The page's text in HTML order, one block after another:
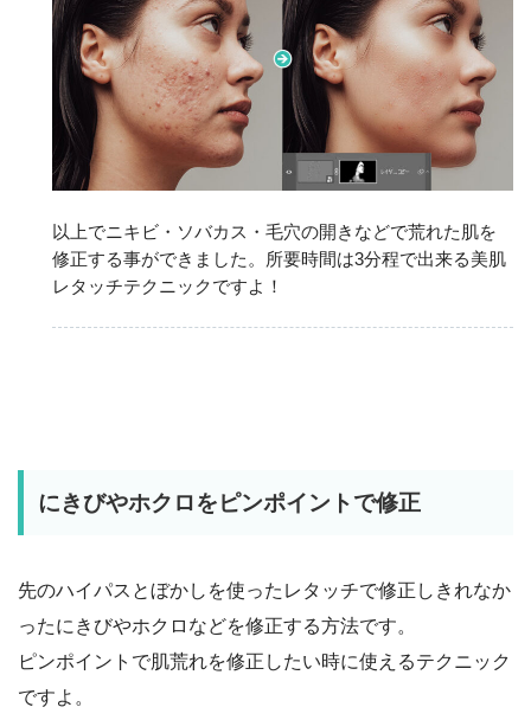
以上でニキビ・ソバカス・毛穴の開きなどで荒れた肌を
修正する事ができました。所要時間は3分程で出来る美肌
レタッチテクニックですよ！
にきびやホクロをピンポイントで修正
先のハイパスとぼかしを使ったレタッチで修正しきれなか
ったにきびやホクロなどを修正する方法です。
ピンポイントで肌荒れを修正したい時に使えるテクニック
ですよ。